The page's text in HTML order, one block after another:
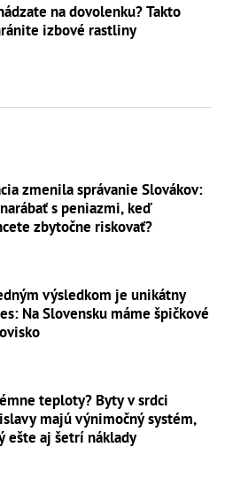
na dovolenku? Takto
izbové rastliny
zmenila správanie Slovákov:
s peniazmi, keď
zbytočne riskovať?
výsledkom je unikátny
Na Slovensku máme špičkové
teploty? Byty v srdci
majú výnimočný systém,
ešte aj šetrí náklady